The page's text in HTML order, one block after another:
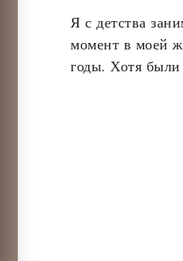
Я с детства
момент в моей
годы. Хотя были